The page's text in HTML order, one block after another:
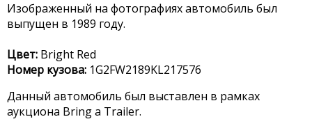
Изображенный на фотографиях автомобиль был
выпущен в 1989 году.
Цвет: Bright Red
Номер кузова: 1G2FW2189KL217576
Данный автомобиль был выставлен в рамках
аукциона Bring a Trailer.